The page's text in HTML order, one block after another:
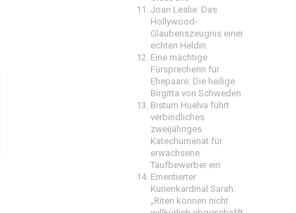
Joan Leslie: Das
Hollywood-
Glaubenszeugnis einer
echten Heldin
Eine mächtige
Fürsprecherin für
Ehepaare: Die heilige
Birgitta von Schweden
Bistum Huelva führt
verbindliches
zweijähriges
Katechumenat für
erwachsene
Taufbewerber ein
Emeritierter
Kurienkardinal Sarah:
„Riten können nicht